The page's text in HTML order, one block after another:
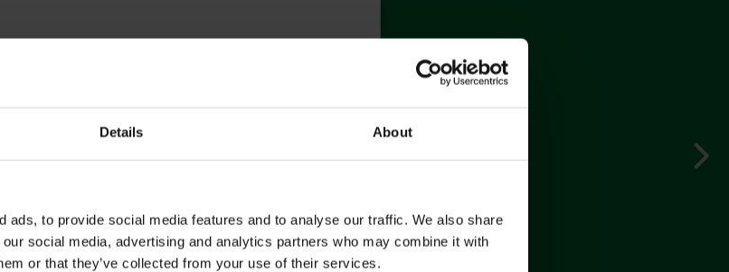
Details About
ads, to provide social media features and to analyse our traffic. We also share
social media, advertising and analytics partners who may combine it with
or that they’ve collected from your use of their services.